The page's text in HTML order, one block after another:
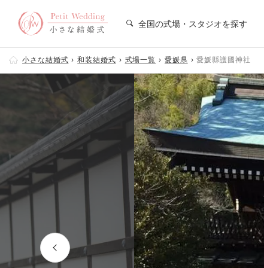
全国の式場・スタジオを探す
小さな結婚式 和装結婚式 式場一覧 愛媛県 愛媛縣護國神社